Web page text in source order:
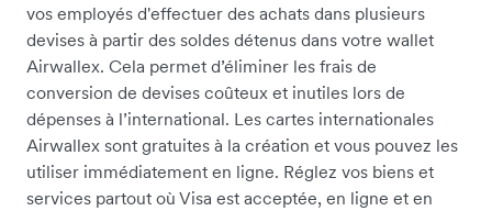
vos employés d'effectuer des achats dans plusieurs
devises à partir des soldes détenus dans votre wallet
Airwallex. Cela permet d’éliminer les frais de
conversion de devises coûteux et inutiles lors de
dépenses à l’international. Les cartes internationales
Airwallex sont gratuites à la création et vous pouvez les
utiliser immédiatement en ligne. Réglez vos biens et
services partout où Visa est acceptée, en ligne et en